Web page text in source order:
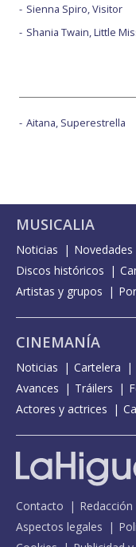
Sienna Spiro, Visitor
Shania Twain, Little
Aitana, Superestrella
MUSICALIA
Noticias Novedades
Discos históricos
Artistas y grupos
CINEMANÍA
Noticias Cartelera
Avances
Tráilers
Actores y actrices
Contacto Redacción
Aspectos legales